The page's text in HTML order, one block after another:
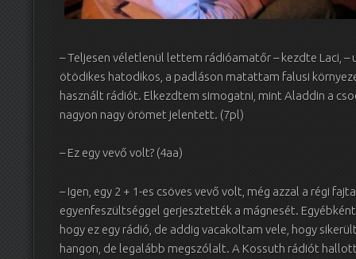
– Teljesen véletlenül lettem rádióamatőr – kezdte Laci,
ötödikes hatodikos, a padláson matattam falusi
használt rádiót. Elkezdtem simogatni, mint Aladdin a
nagyon nagy örömet jelentett. (7pl)
– Ez egy vevő volt? (4aa)
– Igen, egy 2 + 1-es csöves vevő volt, még azzal a régi
egyenfeszültséggel gerjesztették a mágnesét.
hogy ez egy rádió, de addig vacakoltam vele, hogy
hangon, de legalább megszólalt. A Kossuth rádiót